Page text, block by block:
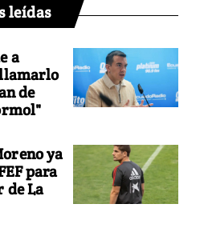
leídas
a
de
ya
para
de La